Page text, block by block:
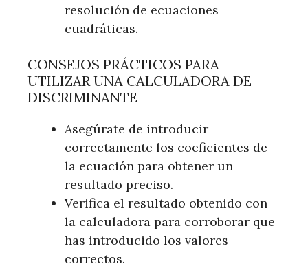
resolución de ecuaciones
cuadráticas.
CONSEJOS PRÁCTICOS PARA
UTILIZAR UNA CALCULADORA DE
DISCRIMINANTE
Asegúrate de introducir
correctamente los coeficientes de
la ecuación para obtener un
resultado preciso.
Verifica el resultado obtenido con
la calculadora para corroborar que
has introducido los valores
correctos.